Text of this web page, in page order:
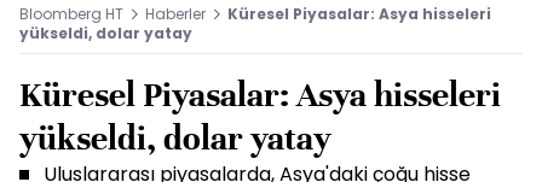
Bloomberg HT Haberler
Küresel Piyasalar: Asya hisseleri
yükseldi, dolar yatay
Küresel Piyasalar: Asya hisseleri
yükseldi, dolar yatay
Uluslararası piyasalarda, Asya'daki çoğu hisse